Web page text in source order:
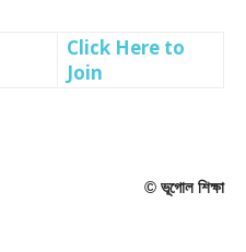
Click Here to
Join
© ভূগোল শিক্ষা